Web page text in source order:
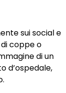
sui social e
coppe o
di un
d’ospedale,